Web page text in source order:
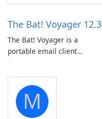
The Bat! Voyager 12.3
The Bat! Voyager is a
portable email client
portable media on any
computer running Microsoft
Windows.
M